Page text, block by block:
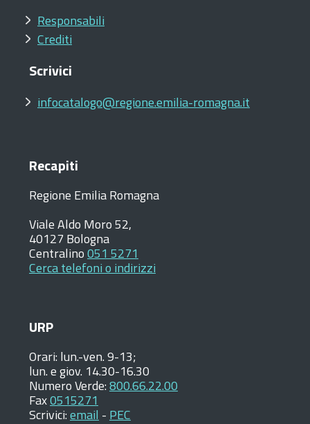
Responsabili
Crediti
Scrivici
infocatalogo@regione.emilia-romagna.it
Recapiti
Regione Emilia Romagna
Viale Aldo Moro 52,
40127 Bologna
Centralino051 5271
Cerca telefoni o indirizzi
URP
Orari: lun.-ven. 9-13;
lun. e giov. 14.30-16.30
Numero Verde:800.66.22.00
Fax0515271
Scrivici:email - PEC